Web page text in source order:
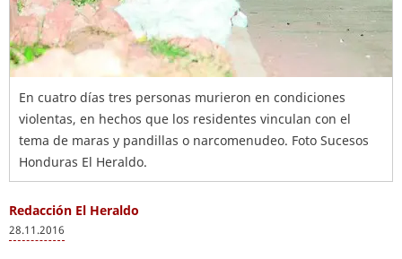
En cuatro días tres personas murieron en condiciones
violentas, en hechos que los residentes vinculan con el
tema de maras y pandillas o narcomenudeo. Foto Sucesos
Honduras El Heraldo.
Redacción El Heraldo
28.11.2016